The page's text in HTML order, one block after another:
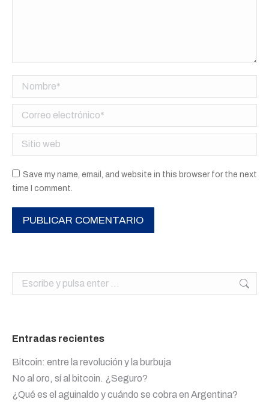
Nombre *
Correo electrónico *
Sitio web
Save my name, email, and website in this browser for the next
time I comment.
PUBLICAR COMENTARIO
Buscar:
Entradas recientes
Bitcoin: entre la revolución y la burbuja
No al oro, sí al bitcoin. ¿Seguro?
¿Qué es el aguinaldo y cuándo se cobra en Argentina?